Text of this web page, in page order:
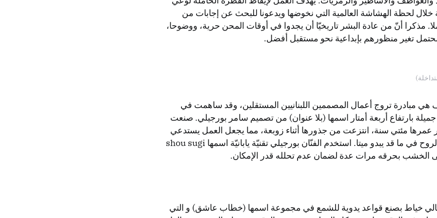
لحظة الهشاشة العالمية التي نخوضها ويدعونا للبحث عن إجابات من
مذكرا أنّ من عادة البشر تاريخيّا أن يجدوا في أوقات المحن حرية، ووضوحا،
تغير منظورهم بإبداعية نحو مستقبل أفضل.
هي مبادرة تروج أعمال المصممين اللبنانيين المستقلين، وقد ساهمت في
بارتفاع أربعة أمتار اسمها (بلا عنوان) من تصميم سامر بورجيلي. صنعت
مئتي سنة، انتزعت من جذورها أثناء زوبعة، مما يجعل العمل يستدعي
فكرة إعادة بث الروح في ما قد يبدو ميتا. استخدم الفنّان بورجيلي تقنيّة يابانيّة اسمها shou sugi
خياط بصنع قواعد يدوية للشمع في مجموعة اسمها (خطاب عاشق) و التي